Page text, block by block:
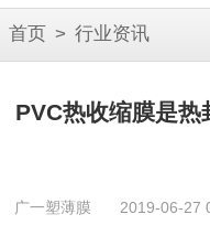
首页 > 行业资讯
PVC热收缩膜是
广一塑薄膜 2019-06-27